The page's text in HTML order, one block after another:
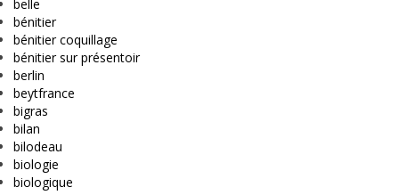
belle
bénitier
bénitier coquillage
bénitier sur présentoir
berlin
beytfrance
bigras
bilan
bilodeau
biologie
biologique